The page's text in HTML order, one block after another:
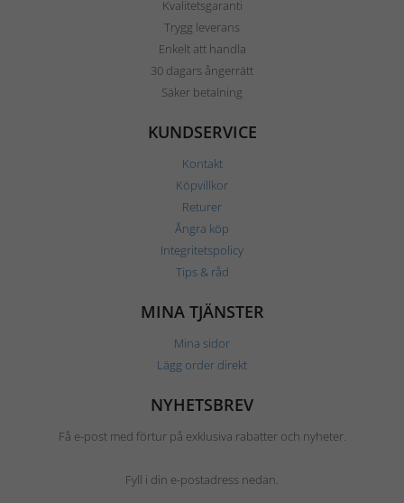
Kvalitetsgaranti
Trygg leverans
Enkelt att handla
30 dagars ångerrätt
Säker betalning
KUNDSERVICE
Kontakt
Köpvillkor
Returer
Ångra köp
Integritetspolicy
Tips & råd
MINA TJÄNSTER
Mina sidor
Lägg order direkt
NYHETSBREV
Få e-post med förtur på exklusiva rabatter och nyheter.
Fyll i din e-postadress nedan.